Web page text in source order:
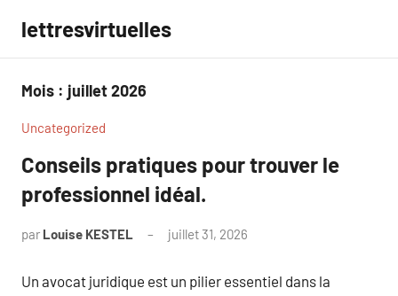
contenu
lettresvirtuelles
Mois : juillet 2026
Uncategorized
Conseils pratiques pour trouver le
professionnel idéal.
par Louise KESTEL juillet 31, 2026
Un avocat juridique est un pilier essentiel dans la